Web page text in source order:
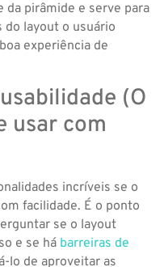
da pirâmide e serve para
do layout o usuário
experiência de
(O
usar com
incríveis se o
facilidade. É o ponto
se o layout
e se há barreiras de
lo de aproveitar as